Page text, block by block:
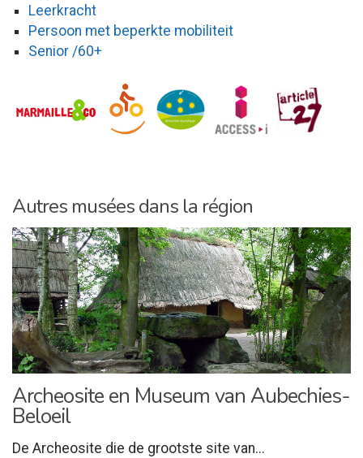
Leerkracht
Persoon met beperkte mobiliteit
Senior /60+
Autres musées dans la région
Archeosite en Museum van Aubechies-
Beloeil
De Archeosite die de grootste site van...